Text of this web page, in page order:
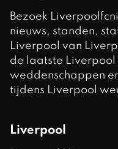
Bezoek
nieuws, standen,
Liverpool van
de laatste Liverpool
weddenschappen
tijdens Liverpool
Liverpool